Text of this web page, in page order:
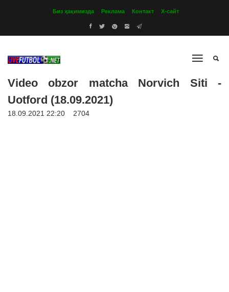
Биз ҳақимизда Реклама Контакт Х-сайт
Video obzor matcha Norvich Siti -
Uotford (18.09.2021)
18.09.2021 22:20 2704